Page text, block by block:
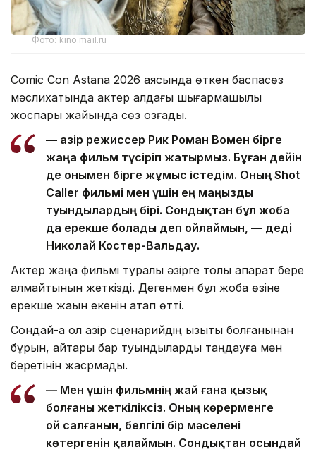
Фото: kino.mail.ru
Comic Con Astana 2026 аясында өткен баспасөз
мәслихатында актер алдағы шығармашылық
жоспары жайында сөз қозғады.
— Қазір режиссер Рик Роман Вомен бірге
жаңа фильм түсіріп жатырмыз. Бұған дейін
де онымен бірге жұмыс істедім. Оның Shot
Caller фильмі мен үшін ең маңызды
туындылардың бірі. Сондықтан бұл жоба
да ерекше болады деп ойлаймын, — деді
Николай Костер-Вальдау.
Актер жаңа фильмі туралы әзірге толық ақпарат бере
алмайтынын жеткізді. Дегенмен бұл жоба өзіне
ерекше жақын екенін атап өтті.
Сондай-ақ ол қазір сценарийдің қызықты болғанынан
бұрын, айтары бар туындыларды таңдауға мән
беретінін жасрмады.
— Мен үшін фильмнің жай ғана қызық
болғаны жеткіліксіз. Оның көрерменге
ой салғанын, белгілі бір мәселені
көтергенін қалаймын. Сондықтан осындай